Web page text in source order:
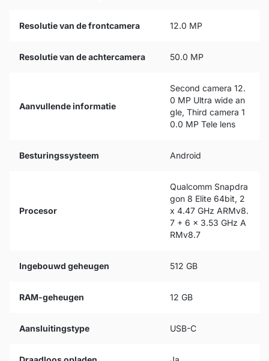
Resolutie van de frontcamera 12.0 MP
Resolutie van de achtercamera 50.0 MP
Aanvullende informatie
Second camera 12.
0 MP Ultra wide an
gle, Third camera 1
0.0 MP Tele lens
Besturingssysteem Android
Procesor
Qualcomm Snapdra
gon 8 Elite 64bit, 2
x 4.47 GHz ARMv8.
7 + 6 x 3.53 GHz A
RMv8.7
Ingebouwd geheugen 512 GB
RAM-geheugen 12 GB
Aansluitingstype USB-C